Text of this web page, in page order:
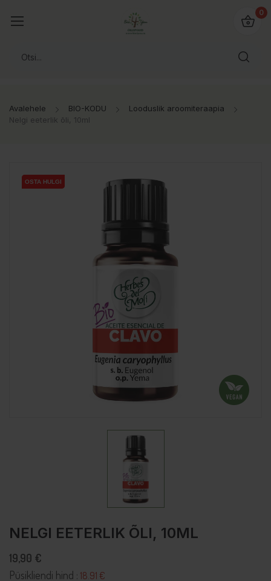
0
Avalehele BIO-KODU
Looduslik aroomiteraapia
Nelgi eeterlik õli, 10ml
OSTA HULGI
OSTA HULGI
NELGI EETERLIK ÕLI, 10ML
19,90 €
Püsikliendi hind : 18.91 €